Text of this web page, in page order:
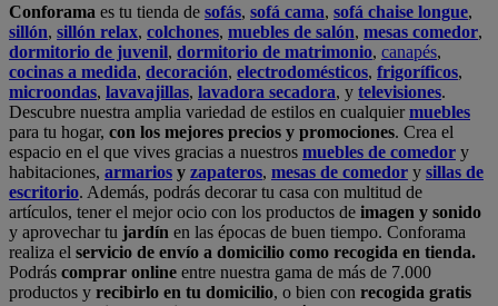
Conforama es tu tienda de sofás, sofá cama, sofá chaise longue,
sillón, sillón relax, colchones, muebles de salón, mesas comedor,
dormitorio de juvenil, dormitorio de matrimonio, canapés,
cocinas a medida, decoración, electrodomésticos, frigoríficos,
microondas, lavavajillas, lavadora secadora, y televisiones.
Descubre nuestra amplia variedad de estilos en cualquiermuebles
para tu hogar, con los mejores precios y promociones. Crea el
espacio en el que vives gracias a nuestros muebles de comedor y
habitaciones, armarios y zapateros, mesas de comedor y sillas de
escritorio. Además, podrás decorar tu casa con multitud de
artículos, tener el mejor ocio con los productos de imagen y sonido
y aprovechar tu jardín en las épocas de buen tiempo. Conforama
realiza el servicio de envío a domicilio como recogida en tienda.
Podrás comprar online entre nuestra gama de más de 7.000
productos y recibirlo en tu domicilio, o bien con recogida gratis